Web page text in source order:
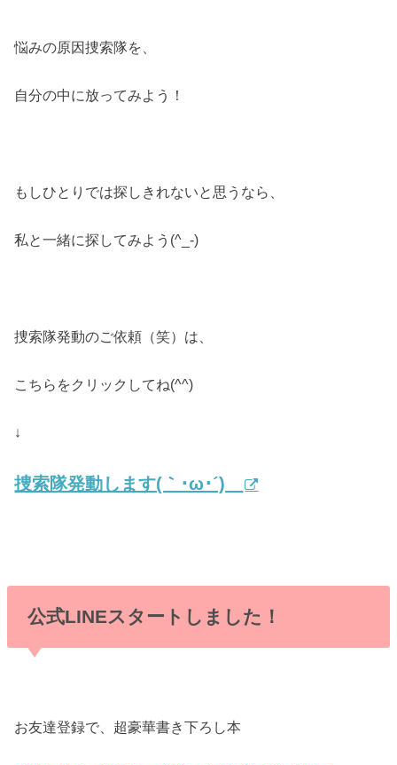
悩みの原因捜索隊を、
自分の中に放ってみよう！
もしひとりでは探しきれないと思うなら、
私と一緒に探してみよう(^_-)
捜索隊発動のご依頼（笑）は、
こちらをクリックしてね(^^)
↓
捜索隊発動します(｀･ω･´)ゞ
公式LINEスタートしました！
お友達登録で、超豪華書き下ろし本